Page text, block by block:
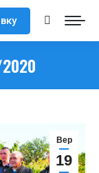
Search:
Вер
19